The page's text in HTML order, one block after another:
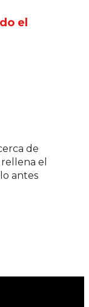
el
de
el
antes